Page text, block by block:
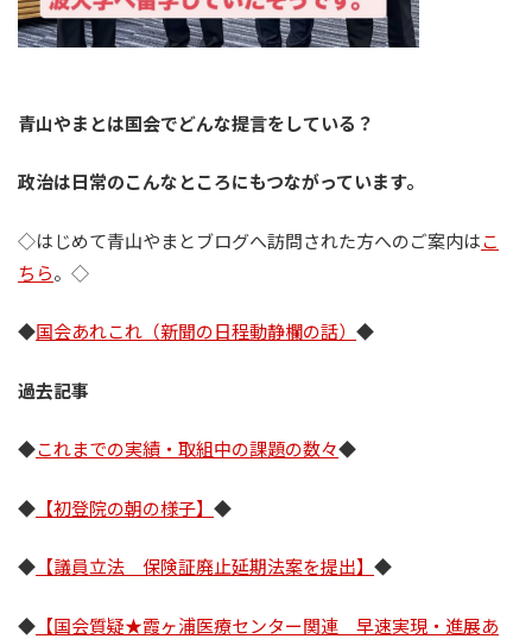
青山やまとは国会でどんな提言をしている？
政治は日常のこんなところにもつながっています。
◇はじめて青山やまとブログへ訪問された方へのご案内はこ
ちら。◇
◆国会あれこれ（新聞の日程動静欄の話） ◆
過去記事
◆これまでの実績・取組中の課題の数々◆
◆ 【初登院の朝の様子】 ◆
◆ 【議員立法 保険証廃止延期法案を提出】 ◆
◆ 【国会質疑★霞ヶ浦医療センター関連 早速実現・進展あ